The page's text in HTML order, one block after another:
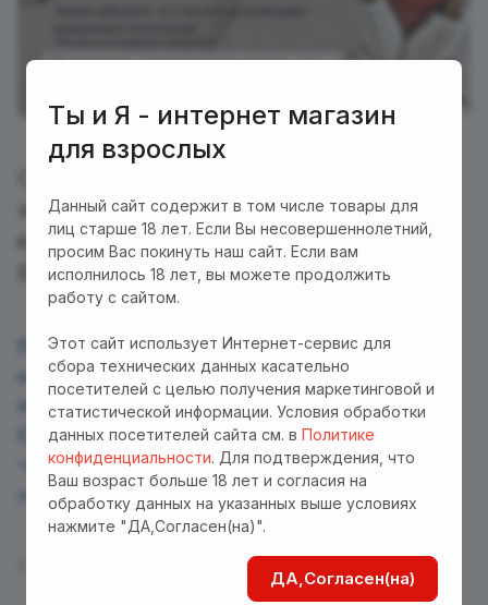
акцию, приуроченную к самому теплому и
важному празднику - Дню Семьи, Любви и
Верности!
При покупке любых товаров для романтической
ночи на сумму от 7000 рублей - Вы можете
приобрести комплект эротического белья
CAPAGOSA всего за один рубль!
*Акция действует для розничных покупателей магазинов и
Интернет-магазина "Ты и Я"
Ты и Я - интернет магазин
для взрослых
Данный сайт содержит в том числе товары для
лиц старше 18 лет. Если Вы несовершеннолетний,
просим Вас покинуть наш сайт. Если вам
исполнилось 18 лет, вы можете продолжить
работу с сайтом.
Этот сайт использует Интернет-сервис для
сбора технических данных касательно
посетителей с целью получения маркетинговой и
статистической информации. Условия обработки
данных посетителей сайта см. в Политике
конфиденциальности. Для подтверждения, что
Ваш возраст больше 18 лет и согласия на
обработку данных на указанных выше условиях
нажмите "ДА,Согласен(на)".
ДА,Согласен(на)